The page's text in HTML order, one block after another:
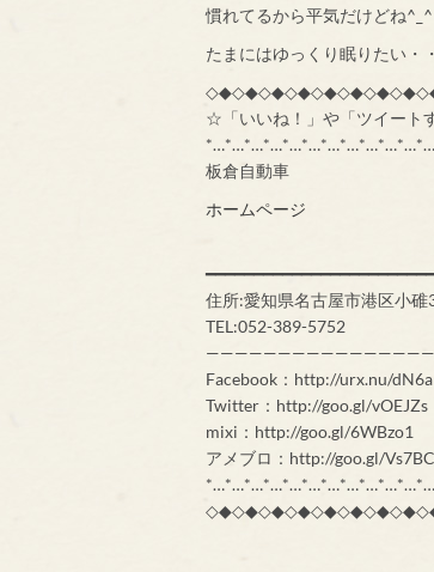
慣れてるから平気だけどね^_^
たまにはゆっくり眠りたい・
☆「いいね！」や「ツイート
板倉自動車
ホームページ
━━━━━━━━━━━━━━━━━━━━━━━━
住所:愛知県名古屋市港区小碓
TEL:052-389-5752
————————————————
Facebook：http://urx.nu/dN6a
Twitter：http://goo.gl/vOEJZs
mixi：http://goo.gl/6WBzo1
アメブロ：http://goo.gl/